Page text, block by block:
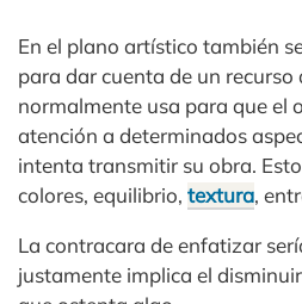
En el plano artístico también
para dar cuenta de un recurso
normalmente usa para que el
atención a determinados
intenta transmitir su obra.
colores, equilibrio, textura,
La contracara de enfatizar
justamente implica el